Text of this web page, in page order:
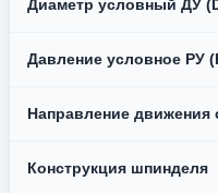
Диаметр условный ДУ
Давление условное РУ
Направление движения
Конструкция шпинделя